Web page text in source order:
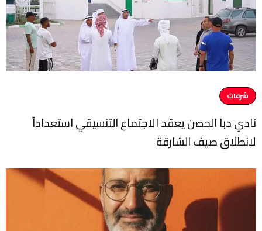
شرفات
نادي دبا الحصن يعقد الاجتماع التنسيقي استعداداً
لانطلاق صيف الشارقة